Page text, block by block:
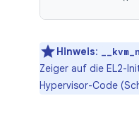
Hinweis:
Zeiger auf die EL2-
Hypervisor-Code